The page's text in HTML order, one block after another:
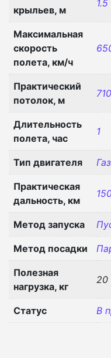
крыльев, м
1.5
Максимальная
скорость
полета, км/ч
Практический
потолок, м
Длительность
полета, час
1
Тип двигателя
Практическая
дальность, км
Метод запуска
Метод посадки
Полезная
нагрузка, кг
20
Статус В